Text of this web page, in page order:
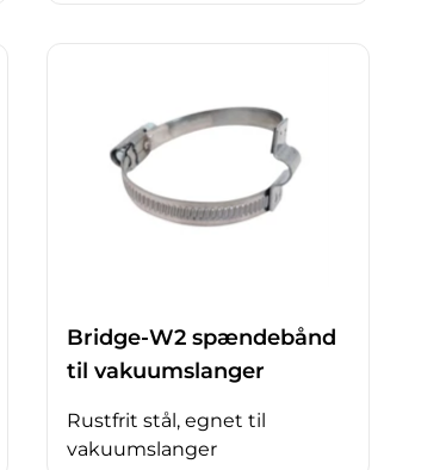
Bridge-W2 spændebånd
til vakuumslanger
Rustfrit stål, egnet til
vakuumslanger